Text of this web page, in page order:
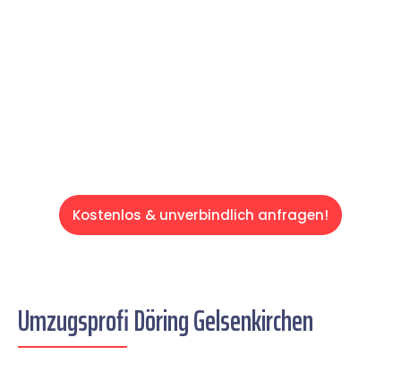
Kostenlos & unverbindlich anfragen!
Umzugsprofi Döring Gelsenkirchen